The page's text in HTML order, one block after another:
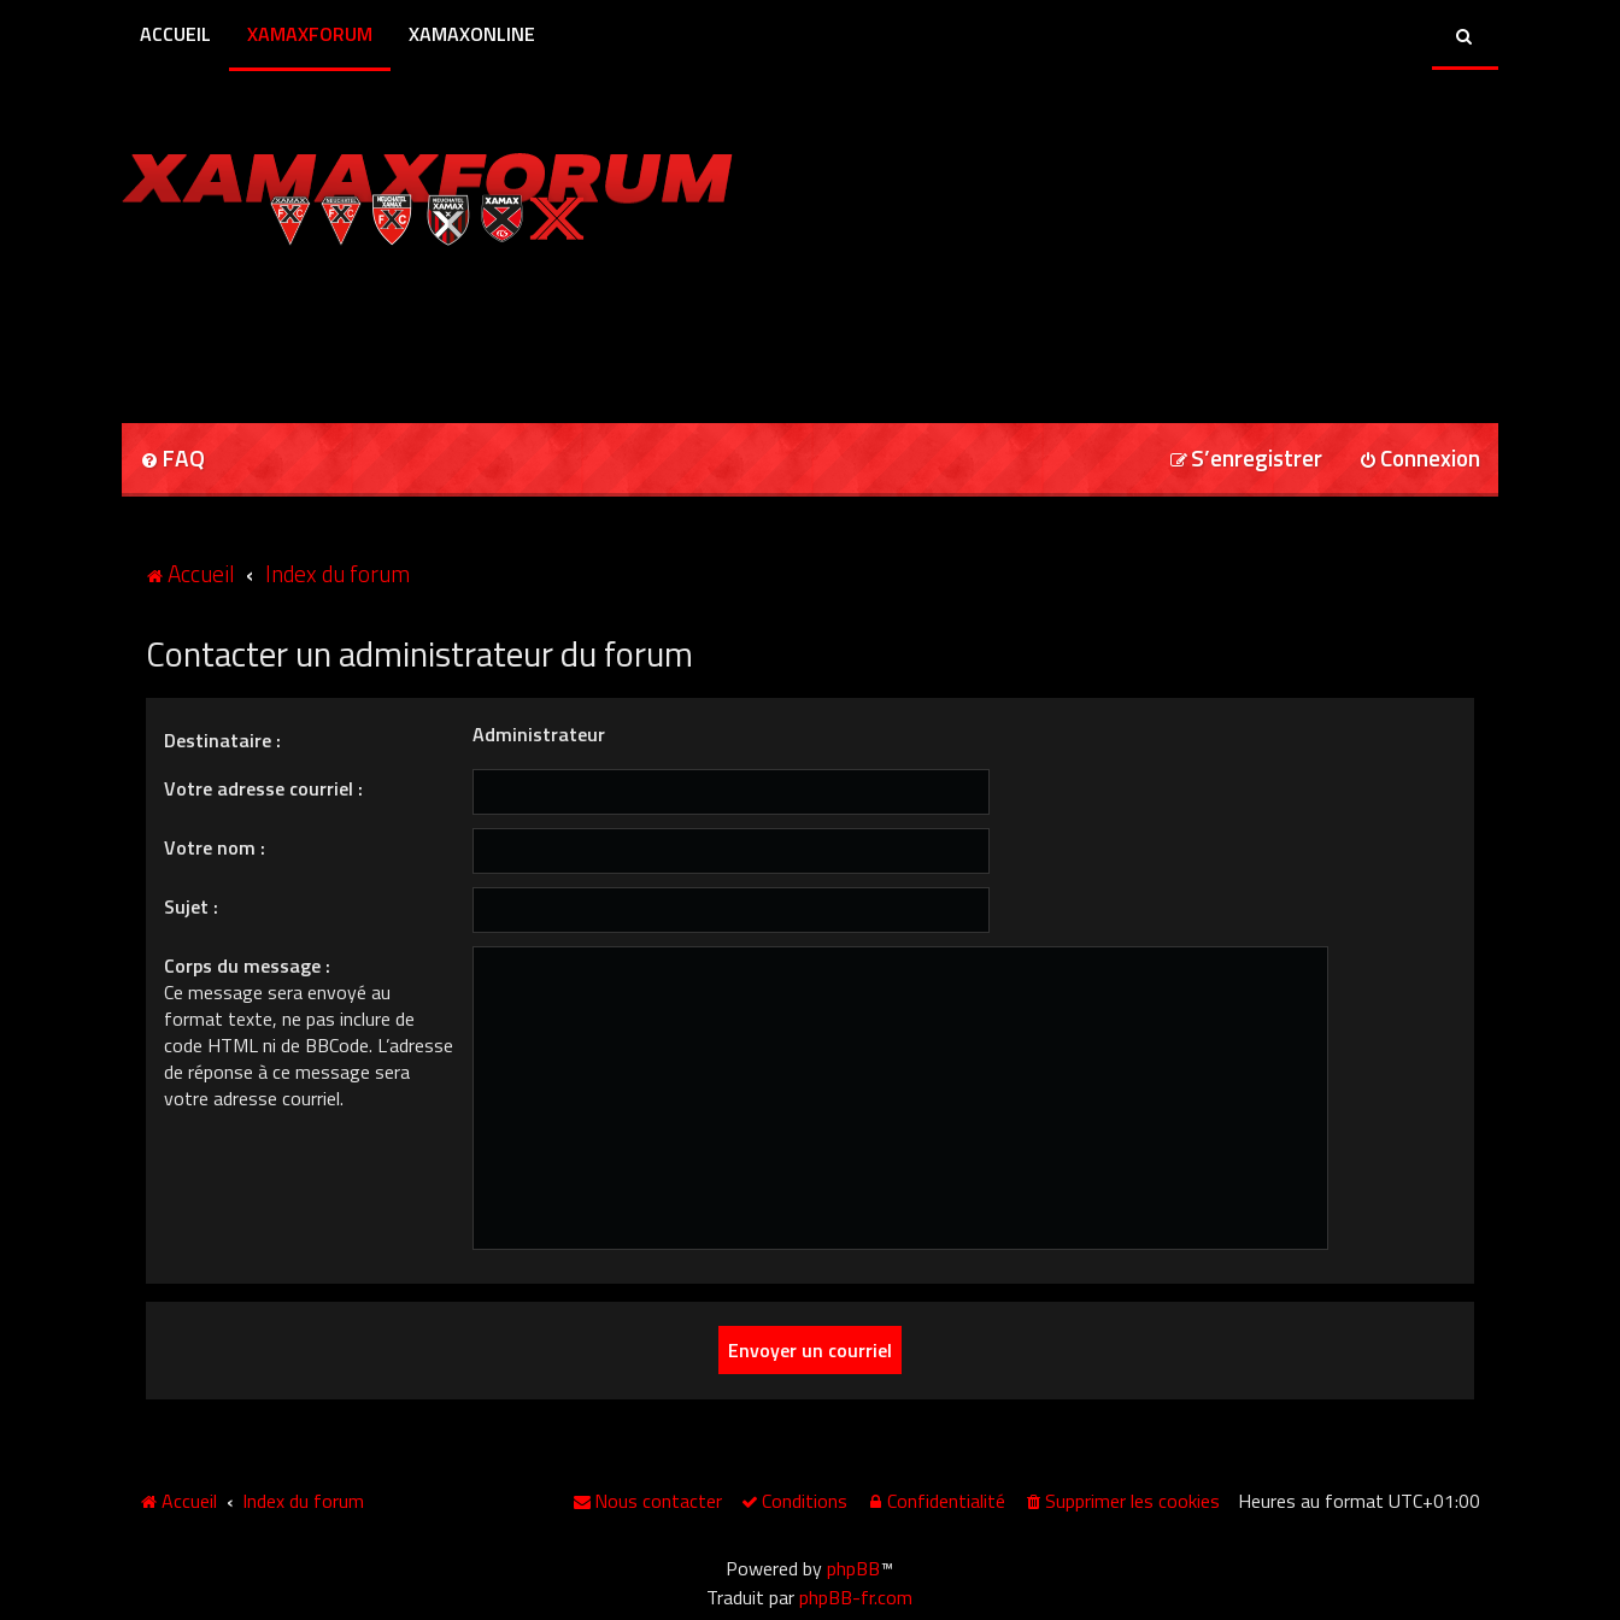
ACCUEIL XAMAXFORUM XAMAXONLINE
FAQ Connexion
S’enregistrer
Accueil Index du forum
Contacter un administrateur du forum
Destinataire :
Administrateur
Votre adresse courriel :
Votre nom :
Sujet :
Corps du message :
Ce message sera envoyé au
format texte, ne pas inclure de
code HTML ni de BBCode. L’adresse
de réponse à ce message sera
votre adresse courriel.
Accueil Index du forum Heures au formatUTC+01:00
Supprimer les cookies
Confidentialité
Conditions
Nous contacter
Powered byphpBB™
Traduit parphpBB-fr.com